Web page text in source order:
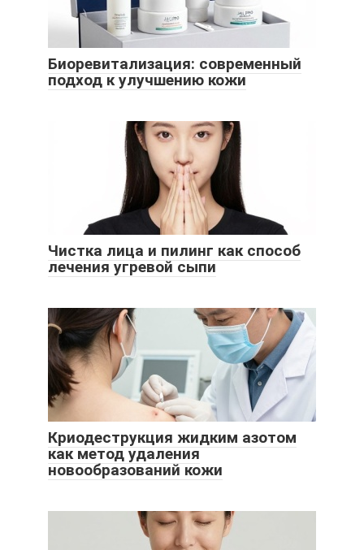
Биоревитализация: современный
подход к улучшению кожи
Чистка лица и пилинг как способ
лечения угревой сыпи
Криодеструкция жидким азотом
как метод удаления
новообразований кожи